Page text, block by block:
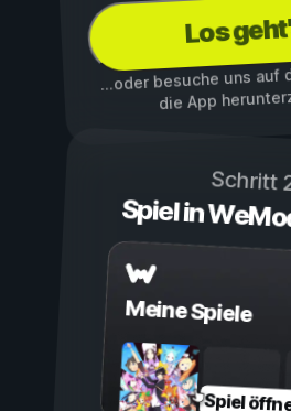
Los
...oder besuche uns
die App
Schritt
Spiel in
Meine Spiele
Spiel